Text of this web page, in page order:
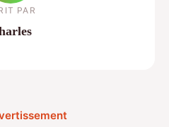
PAR